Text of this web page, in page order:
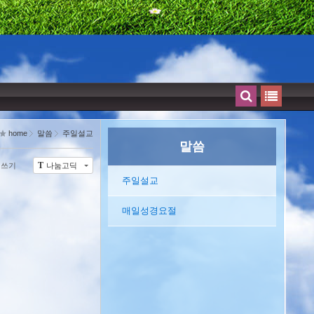
home 말씀 주일설교
T 나눔고딕
쓰기
말씀
주일설교
매일성경요절